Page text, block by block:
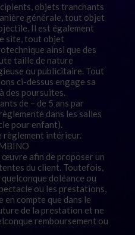
objets tranchants
générale, tout objet
Il est également
site, tout objet
ainsi que des
taille de nature
ou publicitaire. Tout
ci-dessus engage sa
des poursuites.
de – de 5 ans par
dans les salles
pour enfant).
règlement intérieur.
afin de proposer un
du client. Toutefois,
doléance ou
ou les prestations,
compte que dans le
de la prestation et ne
remboursement ou